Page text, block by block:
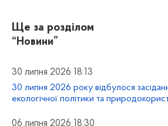
Ще за розділом
“Новини”
30 липня 2026 18:13
30 липня 2026 року відбулося
екологічної політики та
06 липня 2026 18:30